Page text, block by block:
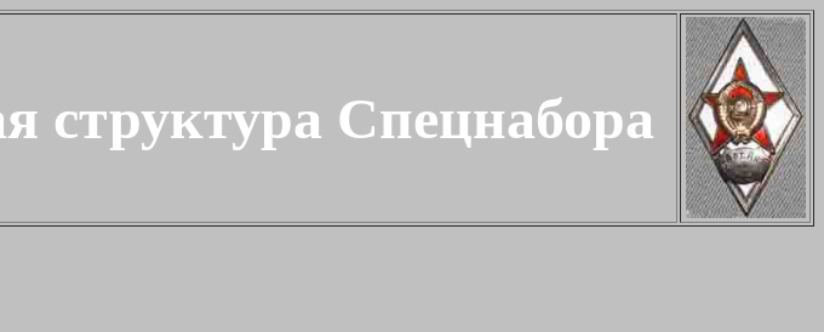
структура Спецнабора